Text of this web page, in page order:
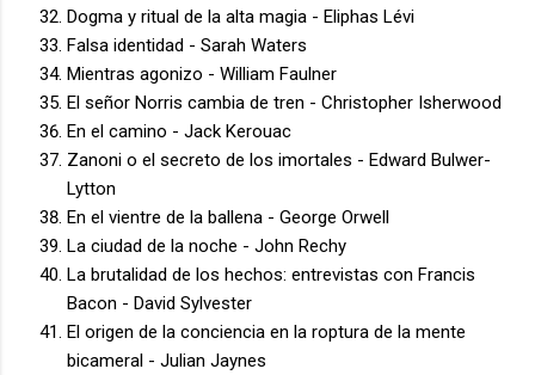
Dogma y ritual de la alta magia - Eliphas Lévi
Falsa identidad - Sarah Waters
Mientras agonizo - William Faulner
El señor Norris cambia de tren - Christopher Isherwood
En el camino - Jack Kerouac
Zanoni o el secreto de los imortales - Edward Bulwer-
Lytton
En el vientre de la ballena - George Orwell
La ciudad de la noche - John Rechy
La brutalidad de los hechos: entrevistas con Francis
Bacon - David Sylvester
El origen de la conciencia en la roptura de la mente
bicameral - Julian Jaynes